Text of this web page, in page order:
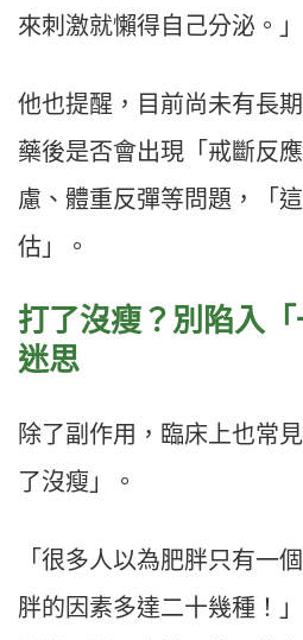
來刺激就懶得自己分泌。」
他也提醒，目前尚未有長
藥後是否會出現「戒斷反
慮、體重反彈等問題，「
估」。
打了沒瘦？別陷入
迷思
除了副作用，臨床上也常
了沒瘦」。
「很多人以為肥胖只有一
胖的因素多達二十幾種！